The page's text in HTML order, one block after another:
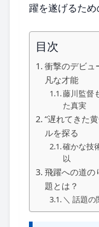
躍を遂げるため
目次
衝撃のデビュ
凡な才能
藤川監督
た真実
“遅れてきた
ルを探る
確かな技
以
飛躍への道の
題とは？
＼ 話題の